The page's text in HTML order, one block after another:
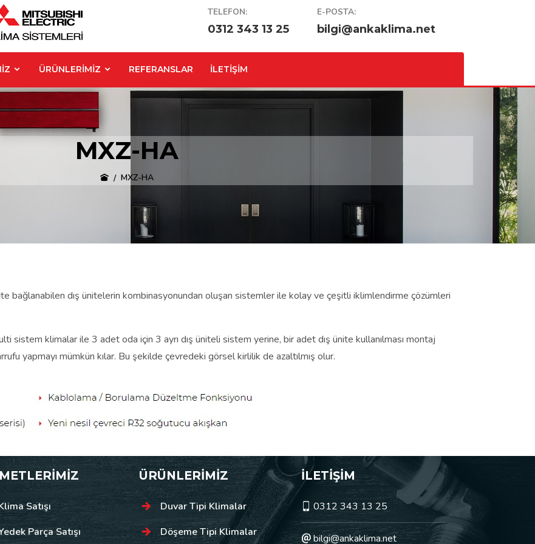
TELEFON:
0312 343 13 25
E-POSTA:
bilgi@ankaklima.net
ÜRÜNLERİMİZ REFERANSLAR İLETİŞİM
MXZ-HA
MXZ-HA
bağlanabilen dış ünitelerin kombinasyonundan oluşan sistemler ile kolay ve çeşitli iklimlendirme çözümleri
sistem klimalar ile 3 adet oda için 3 ayrı dış üniteli sistem yerine, bir adet dış ünite kullanılması montaj
yapmayı mümkün kılar. Bu şekilde çevredeki görsel kirlilik de azaltılmış olur.
Satışı
Parça Satışı
ÜRÜNLERİMİZ
Duvar Tipi Klimalar
Döşeme Tipi Klimalar
İLETİŞİM
0312 343 13 25
bilgi@ankaklima.net